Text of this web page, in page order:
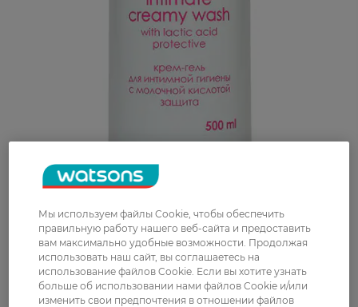
Мы используем файлы Cookie, чтобы обеспечить
правильную работу нашего веб-сайта и предоставить
вам максимально удобные возможности. Продолжая
использовать наш сайт, вы соглашаетесь на
использование файлов Cookie. Если вы хотите узнать
больше об использовании нами файлов Cookie и/или
изменить свои предпочтения в отношении файлов